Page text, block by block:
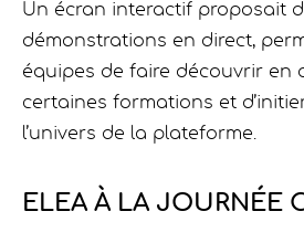
Un écran interactif proposait
démonstrations en direct,
équipes de faire découvrir en
certaines formations et
l’univers de la plateforme.
ELEA À LA JOURNÉE